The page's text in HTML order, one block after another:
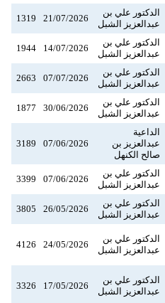
الدكتور علي بن
عبدالعزيز الشبل
21/07/2026
1319
الدكتور علي بن
عبدالعزيز الشبل
14/07/2026
1944
الدكتور علي بن
عبدالعزيز الشبل
07/07/2026
2663
الدكتور علي بن
عبدالعزيز الشبل
30/06/2026
1877
الداعية
عبدالعزيز بن
صالح الكنهل
07/06/2026
3189
الدكتور علي بن
عبدالعزيز الشبل
07/06/2026
3399
الدكتور علي بن
عبدالعزيز الشبل
26/05/2026
3805
الدكتور علي بن
عبدالعزيز الشبل
24/05/2026
4126
الدكتور علي بن
عبدالعزيز الشبل
17/05/2026
3326